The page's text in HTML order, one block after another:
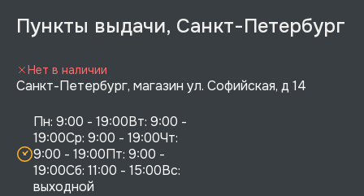
Пункты выдачи, Санкт-Петербург
Санкт-Петербург, магазин ул. Софийская, д 14
Пн: 9:00 - 19:00Вт: 9:00 -
19:00Ср: 9:00 - 19:00Чт:
9:00 - 19:00Пт: 9:00 -
19:00Сб: 11:00 - 15:00Вс:
выходной
Нет в наличии